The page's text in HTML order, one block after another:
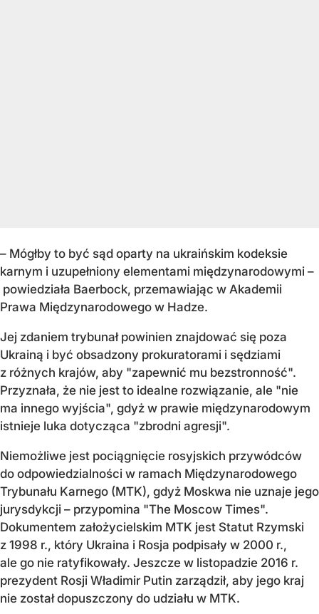
– Mógłby to być sąd oparty na ukraińskim kodeksie
karnym i uzupełniony elementami międzynarodowymi –
powiedziała Baerbock, przemawiając w Akademii
Prawa Międzynarodowego w Hadze.
Jej zdaniem trybunał powinien znajdować się poza
Ukrainą i być obsadzony prokuratorami i sędziami
z różnych krajów, aby "zapewnić mu bezstronność".
Przyznała, że nie jest to idealne rozwiązanie, ale "nie
ma innego wyjścia", gdyż w prawie międzynarodowym
istnieje luka dotycząca "zbrodni agresji".
Niemożliwe jest pociągnięcie rosyjskich przywódców
do odpowiedzialności w ramach Międzynarodowego
Trybunału Karnego (MTK), gdyż Moskwa nie uznaje jego
jurysdykcji – przypomina "The Moscow Times".
Dokumentem założycielskim MTK jest Statut Rzymski
z 1998 r., który Ukraina i Rosja podpisały w 2000 r.,
ale go nie ratyfikowały. Jeszcze w listopadzie 2016 r.
prezydent Rosji Władimir Putin zarządził, aby jego kraj
nie został dopuszczony do udziału w MTK.